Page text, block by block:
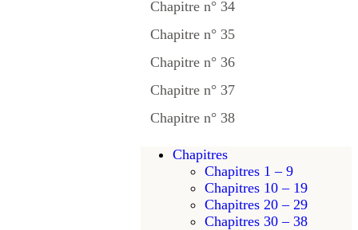
Chapitre n° 34
Chapitre n° 35
Chapitre n° 36
Chapitre n° 37
Chapitre n° 38
Chapitres
Chapitres 1 – 9
Chapitres 10 – 19
Chapitres 20 – 29
Chapitres 30 – 38